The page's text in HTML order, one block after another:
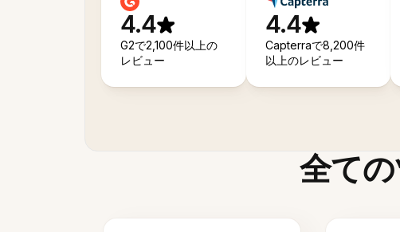
4.4
G2で2,100件以上の
レビュー
4.4
Capterraで8,200件
以上のレビュー
全て